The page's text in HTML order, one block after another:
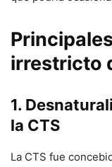
irrestricto
1.
la CTS
La CTS fue